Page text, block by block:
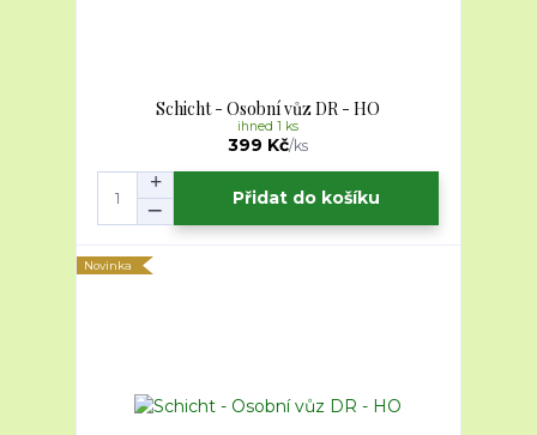
Schicht - Osobní vůz DR - HO
399 Kč/ks
ihned 1 ks
Přidat do košíku
Novinka